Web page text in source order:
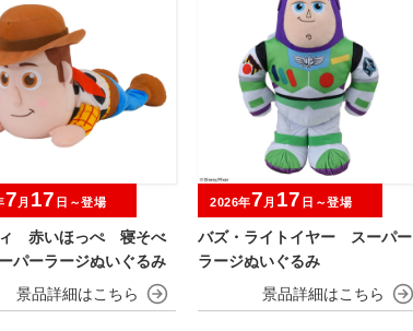
ィ 赤いほっぺ 寝そべ
パーラージぬいぐるみ
7 月 17 日～登場
バズ・ライトイヤー スーパー
ラージぬいぐるみ
2026年7 月 17 日～登場